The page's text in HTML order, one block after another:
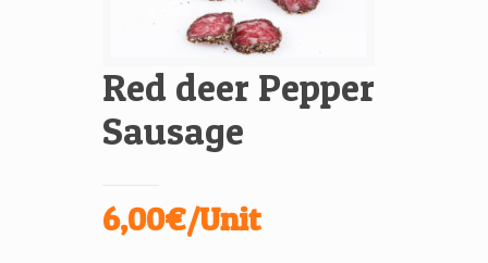
Red deer Pepper
Sausage
6,00€/Unit